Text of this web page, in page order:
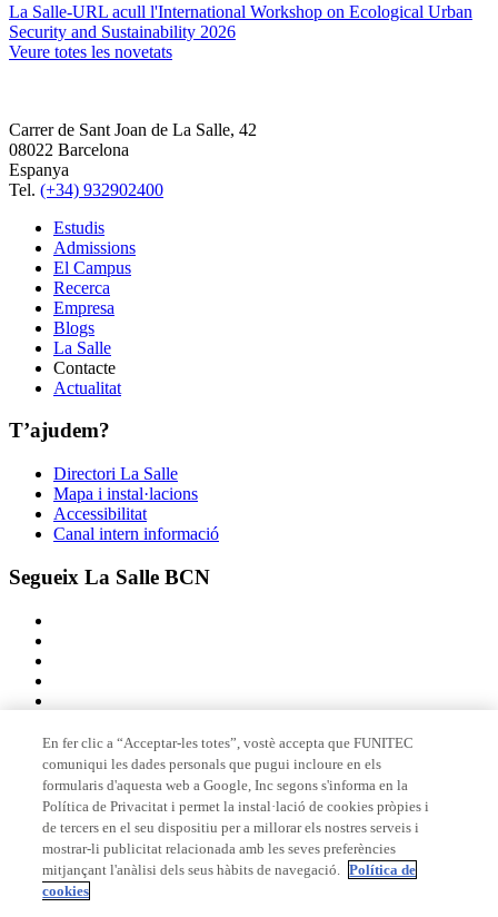
La Salle-URL acull l'International Workshop on Ecological Urban
Security and Sustainability 2026
Veure totes les novetats
Carrer de Sant Joan de La Salle, 42
08022 Barcelona
Espanya
Tel. (+34) 932902400
Estudis
Admissions
El Campus
Recerca
Empresa
Blogs
La Salle
Contacte
Actualitat
T’ajudem?
Directori La Salle
Mapa i instal·lacions
Accessibilitat
Canal intern informació
Segueix La Salle BCN
Membre de
Acreditacions
En fer clic a “Acceptar-les totes”, vostè accepta que FUNITEC
comuniqui les dades personals que pugui incloure en els
formularis d'aquesta web a Google, Inc segons s'informa en la
Política de Privacitat i permet la instal·lació de cookies pròpies i
de tercers en el seu dispositiu per a millorar els nostres serveis i
mostrar-li publicitat relacionada amb les seves preferències
mitjançant l'anàlisi dels seus hàbits de navegació. Política de
cookies